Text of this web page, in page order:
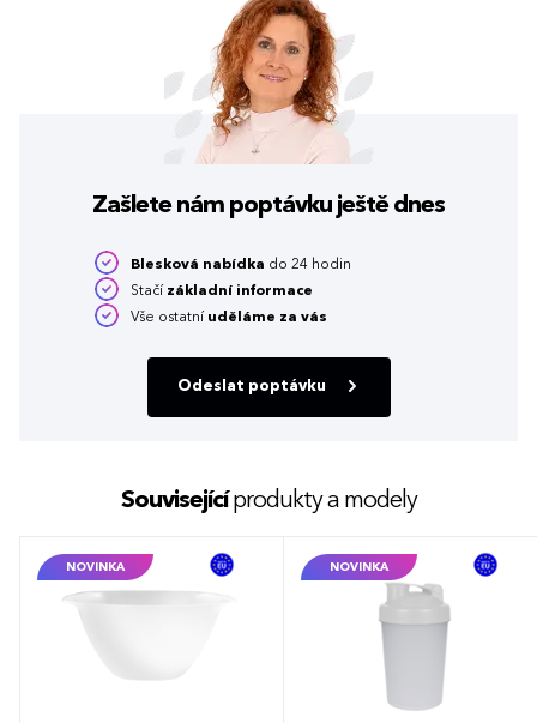
Zašlete nám poptávku ještě dnes
Blesková nabídka do 24 hodin
Stačí základní informace
Vše ostatní uděláme za vás
Odeslat poptávku
Souvisejícíprodukty a modely
NOVINKA NOVINKA